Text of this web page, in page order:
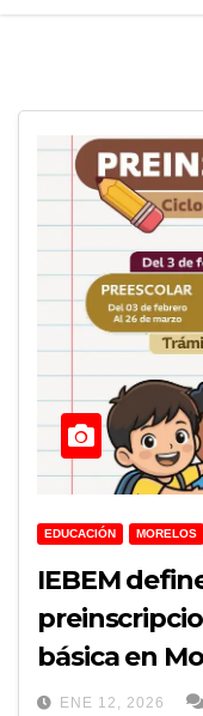
EDUCACIÓN MORELOS
IEBEM
básica en
ENE 12, 2026